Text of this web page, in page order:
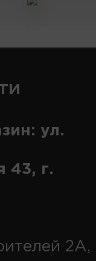
ул.
43, г.
2А,